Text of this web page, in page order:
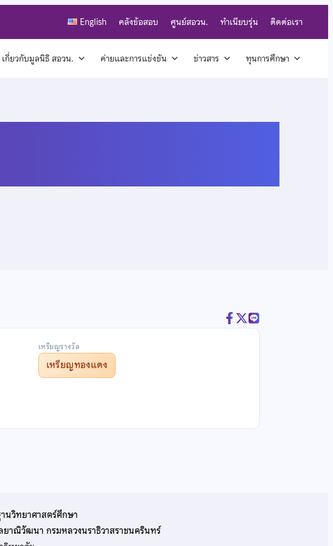
English คลังข้อสอบ ศูนย์สอวน. ทำเนียบรุ่น ติดต่อเรา
เกี่ยวกับมูลนิธิ สอวน. ค่ายและการแข่งขัน ข่าวสาร ทุนการศึกษา
เหรียญรางวัล
เหรียญทองแดง
นวิทยาศาสตร์ศึกษา
ยาณิวัฒนา กรมหลวงนราธิวาสราชนครินทร์